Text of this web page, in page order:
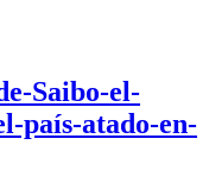
Saibo-el-
país-atado-en-